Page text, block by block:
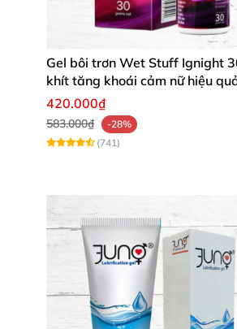
Gel bôi trơn Wet Stuff Ignight
khít tăng khoái cảm nữ hiệu
420.000₫
583.000₫
-28%
(741)